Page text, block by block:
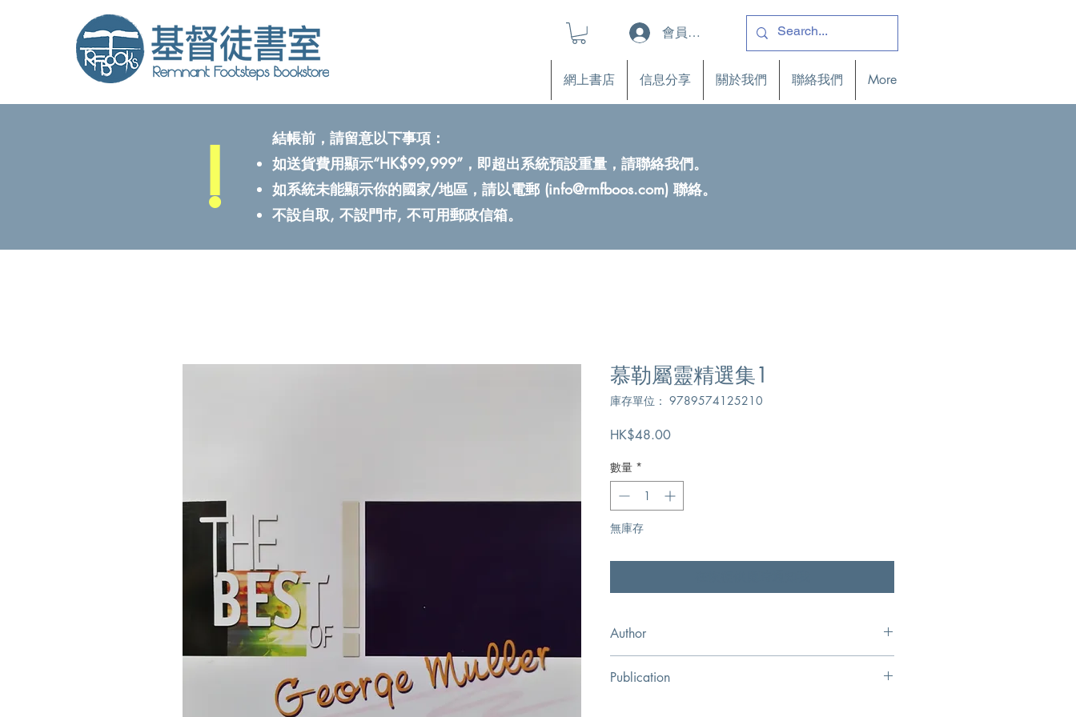
會員登入
網上書店 信息分享 關於我們 聯絡我們 More
!
結帳前，請留意以下事項：
如送貨費用顯示“HK$99,999”，即超出系統預設重量，請聯絡我們。
如系統未能顯示你的國家/地區，請以電郵 (info@rmfboos.com) 聯絡。
不設自取, 不設門巿, 不可用郵政信箱。
慕勒屬靈精選集1
庫存單位： 9789574125210
HK$48.00價
數量 *
無庫存
Author
Publication